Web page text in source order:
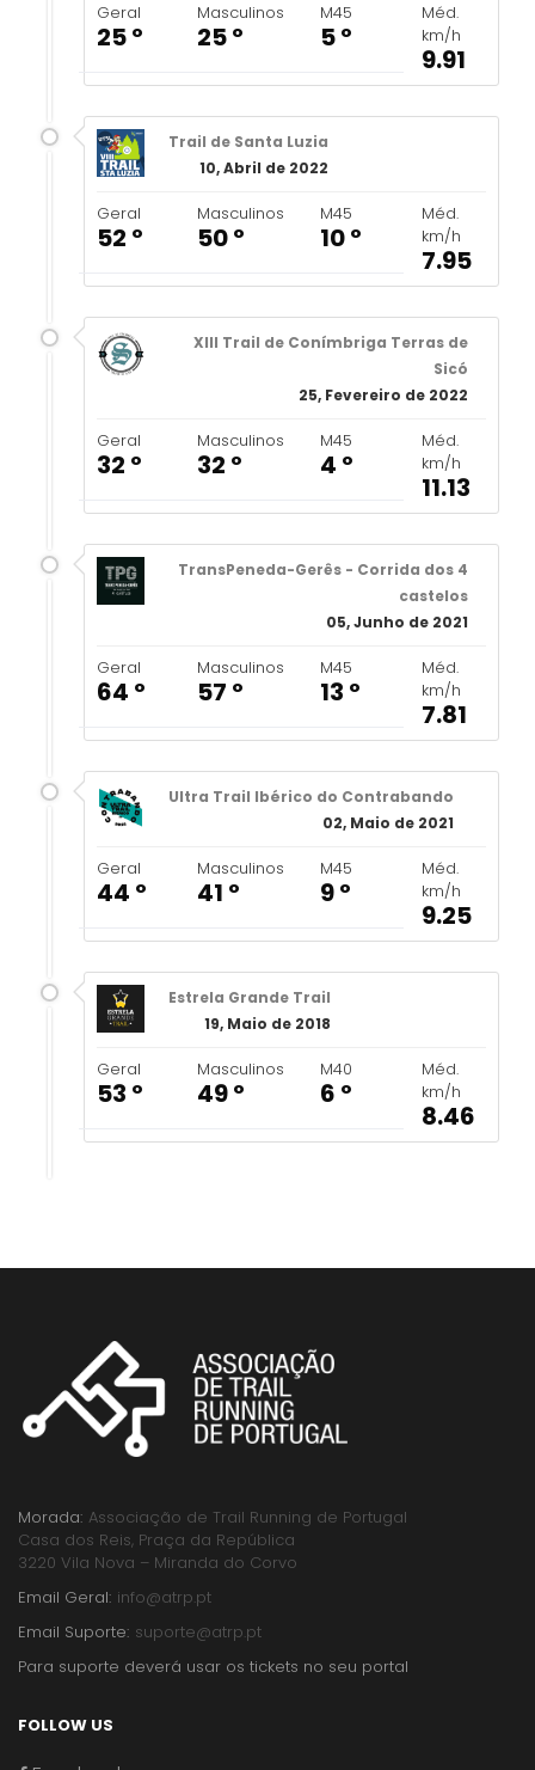
Geral
25 º
Masculinos
25 º
M45
5 º
Méd.
km/h
9.91
Trail de Santa Luzia
10, Abril de 2022
Geral
52 º
Masculinos
50 º
M45
10 º
Méd.
km/h
7.95
XIII Trail de Conímbriga Terras de
Sicó
25, Fevereiro de 2022
Geral
32 º
Masculinos
32 º
M45
4 º
Méd.
km/h
11.13
TransPeneda-Gerês - Corrida dos 4
castelos
05, Junho de 2021
Geral
64 º
Masculinos
57 º
M45
13 º
Méd.
km/h
7.81
Ultra Trail Ibérico do Contrabando
02, Maio de 2021
Geral
44 º
Masculinos
41 º
M45
9 º
Méd.
km/h
9.25
Estrela Grande Trail
19, Maio de 2018
Geral
53 º
Masculinos
49 º
M40
6 º
Méd.
km/h
8.46
Morada: Associação de Trail Running de Portugal
Casa dos Reis, Praça da República
3220 Vila Nova – Miranda do Corvo
Email Geral: info@atrp.pt
Email Suporte: suporte@atrp.pt
Para suporte deverá usar os tickets no seu portal
FOLLOW US